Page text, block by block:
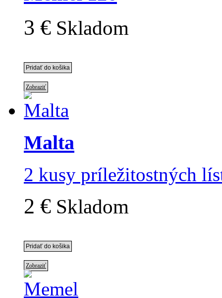
3 € Skladom
Zobraziť
Malta
2 kusy príležitostných
2 € Skladom
Zobraziť